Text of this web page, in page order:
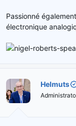
Passionné
électronique
Helmuts